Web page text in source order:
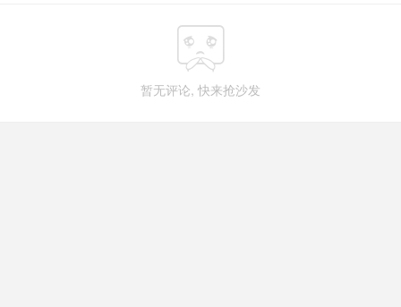

暂无评论, 快来抢沙发